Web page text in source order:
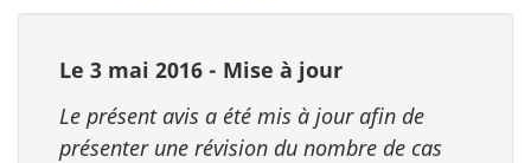
Le 3 mai 2016 - Mise à jour
Le présent avis a été mis à jour afin de
présenter une révision du nombre de cas